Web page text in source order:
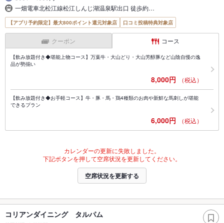
一畑電車北松江線松江しんじ湖温泉駅出口 徒歩約…
【アプリ予約限定】最大800ポイント還元対象店 口コミ投稿特典対象店
クーポン コース
【飲み放題付き◆堪能上物コース】万葉牛・大山どり・大山芳醇豚など山陰自慢の逸
品が勢揃い
8,000円 （税込）
【飲み放題付き◆お手軽コース】牛・豚・馬・鶏4種類のお肉や新鮮な馬刺しが堪能
できるプラン
6,000円 （税込）
カレンダーの更新に失敗しました。
下記ボタンを押して空席状況を更新してください。
空席状況を更新する
コリアンダイニング タルパム